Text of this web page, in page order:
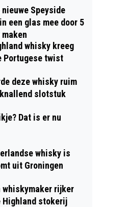
Speyside
een glas mee door 5
whisky kreeg
Portugese twist
deze whisky ruim
slotstuk
Dat is er nu
whisky is
uit Groningen
whiskymaker rijker
Highland stokerij